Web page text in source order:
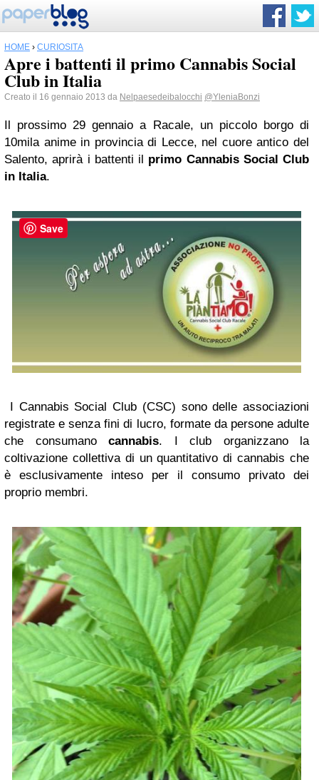
HOME › CURIOSITÀ
Apre i battenti il primo Cannabis Social
Club in Italia
Creato il 16 gennaio 2013 da Nelpaesedeibalocchi @YleniaBonzi
Il prossimo 29 gennaio a Racale, un piccolo borgo di
10mila anime in provincia di Lecce, nel cuore antico del
Salento, aprirà i battenti il primo Cannabis Social Club
in Italia.
I Cannabis Social Club (CSC) sono delle associazioni
registrate e senza fini di lucro, formate da persone adulte
che consumano cannabis. I club organizzano la
coltivazione collettiva di un quantitativo di cannabis che
è esclusivamente inteso per il consumo privato dei
proprio membri.
Save